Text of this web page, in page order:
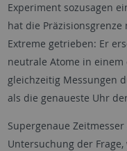
Experiment sozusagen
hat die
Extreme getrieben: Er
neutrale Atome in
gleichzeitig Messungen
als die genaueste Uhr
Supergenaue
Untersuchung der